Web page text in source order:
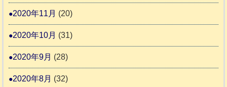
2020年11月 (20)
2020年10月 (31)
2020年9月 (28)
2020年8月 (32)